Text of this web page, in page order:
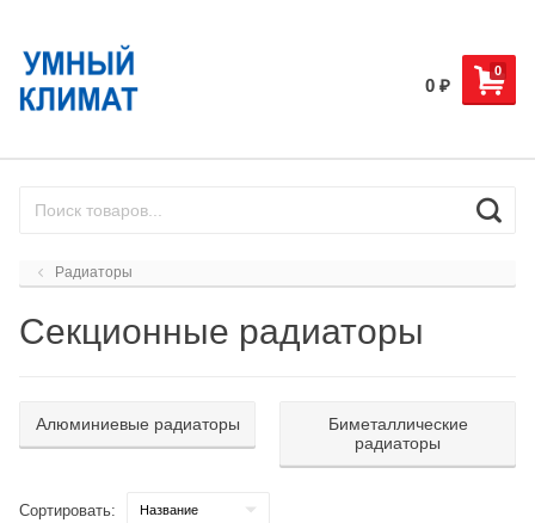
0
0 ₽
Радиаторы
Секционные радиаторы
Алюминиевые радиаторы
Биметаллические
радиаторы
Сортировать: